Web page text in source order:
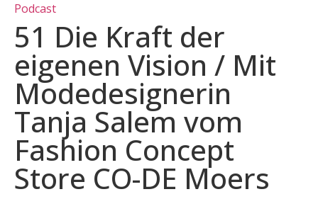
Podcast
51 Die Kraft der
eigenen Vision / Mit
Modedesignerin
Tanja Salem vom
Fashion Concept
Store CO-DE Moers